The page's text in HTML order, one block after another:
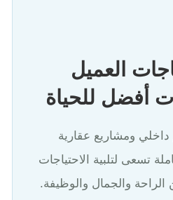
العميل
أفضل للحياة
ومشاريع عقارية
تسعى لتلبية الاحتياجات
الراحة والجمال والوظيفة.